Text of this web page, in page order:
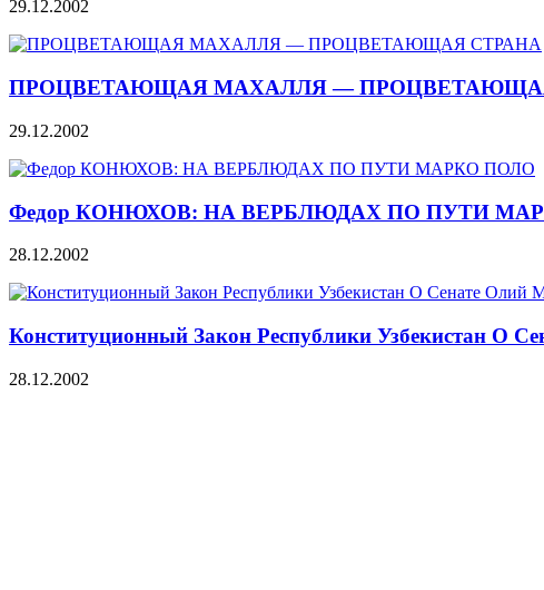
29.12.2002
ПРОЦВЕТАЮЩАЯ МАХАЛЛЯ —
29.12.2002
Федор КОНЮХОВ: НА ВЕРБЛЮДАХ ПО ПУТИ
28.12.2002
Конституционный Закон Республики Узбекистан О
28.12.2002